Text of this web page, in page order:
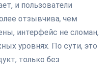
и пользователи
отзывчива, чем
интерфейс не сломан,
уровнях. По сути, это
только без